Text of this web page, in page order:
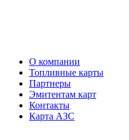
О компании
Топливные карты
Партнеры
Эмитентам карт
Контакты
Карта АЗС